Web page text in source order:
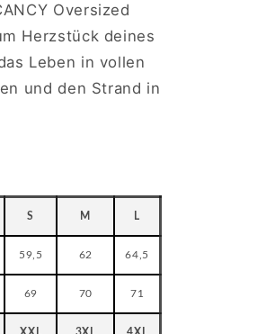
Oversized
Herzstück deines
Leben in vollen
und den Strand in
S M L
59,5 62 64,5
69 70 71